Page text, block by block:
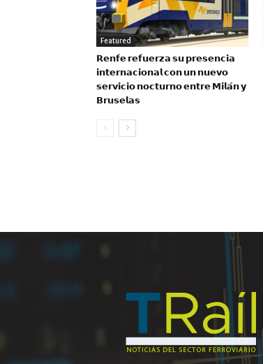
Featured
𝗥𝗲𝗻𝗳𝗲 𝗿𝗲𝗳𝘂𝗲𝗿𝘇𝗮 𝘀𝘂 𝗽𝗿𝗲𝘀𝗲𝗻𝗰𝗶𝗮
𝗶𝗻𝘁𝗲𝗿𝗻𝗮𝗰𝗶𝗼𝗻𝗮𝗹 𝗰𝗼𝗻 𝘂𝗻 𝗻𝘂𝗲𝘃𝗼
𝘀𝗲𝗿𝘃𝗶𝗰𝗶𝗼 𝗻𝗼𝗰𝘁𝘂𝗿𝗻𝗼 𝗲𝗻𝘁𝗿𝗲 𝗠𝗶𝗹𝗮́𝗻 𝘆
𝗕𝗿𝘂𝘀𝗲𝗹𝗮𝘀